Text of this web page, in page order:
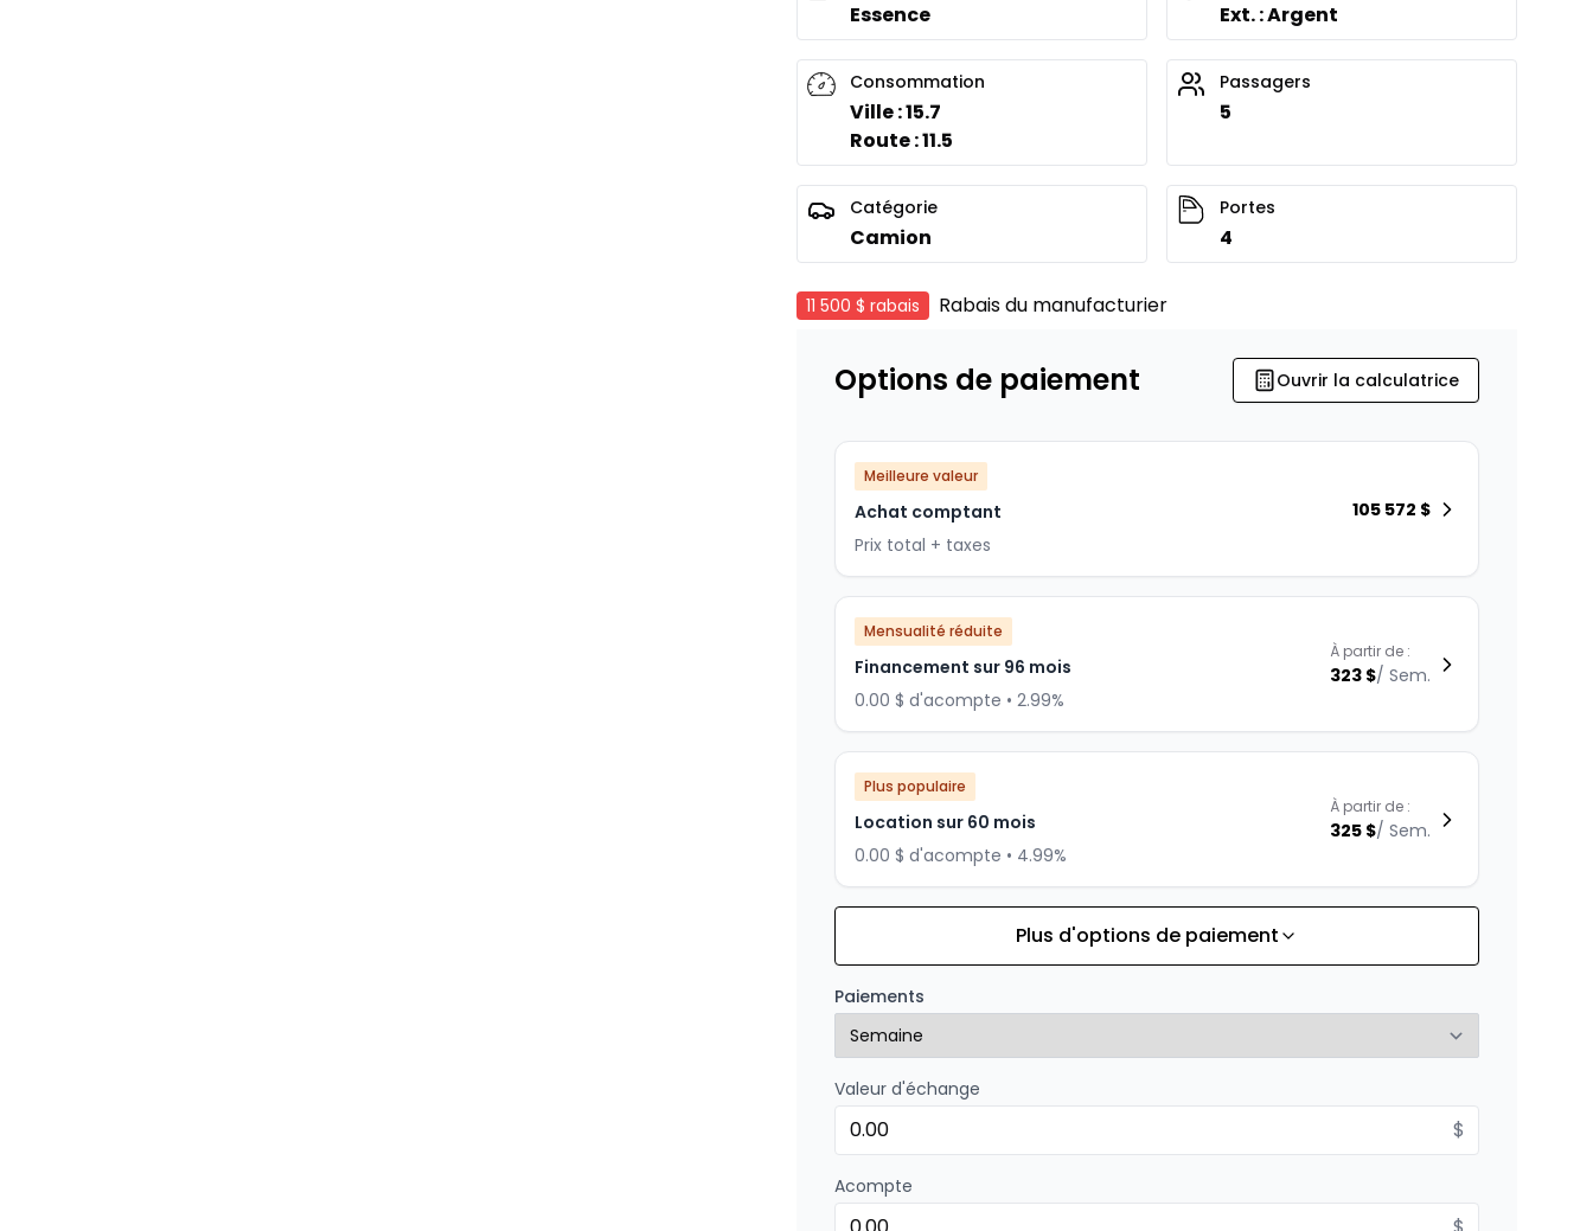
Essence Ext. : Argent
Consommation
Ville : 15.7
Route : 11.5
Passagers
5
Catégorie
Camion
Portes
4
11 500 $ rabais Rabais du manufacturier
Options de paiement Ouvrir la calculatrice
Meilleure valeur
Achat comptant
Prix total + taxes
105 572 $
Mensualité réduite
Financement sur 96 mois
0.00 $ d'acompte • 2.99%
À partir de :
323 $/ Sem.
Plus populaire
Location sur 60 mois
0.00 $ d'acompte • 4.99%
À partir de :
325 $/ Sem.
Financement sur 84 mois
0.00 $ d'acompte • 1.99%
À partir de :
Financement sur 72 mois
Financement sur 72 mois
Plus d'options de paiement
Paiements
Valeur d'échange
$
Acompte